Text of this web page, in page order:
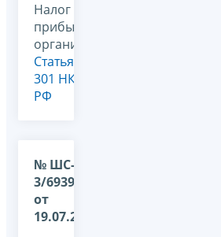
Налог на
прибыль
организаций,
Статья
301 НК
РФ
№ ШС-37-
3/6939@
от
19.07.2010